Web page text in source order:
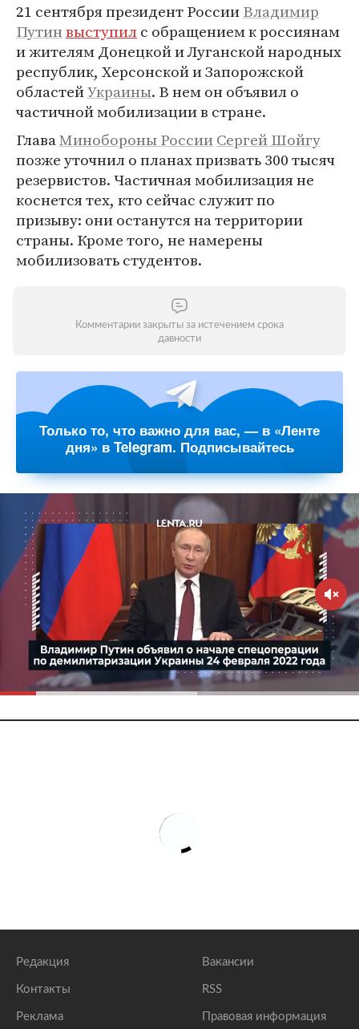
21 сентября президент РоссииВладимир
Путинвыступилс обращением к россиянам
и жителям Донецкой и Луганской народных
республик, Херсонской и Запорожской
областейУкраины. В нем он объявил о
частичной мобилизации в стране.
ГлаваМинобороны РоссииСергей Шойгу
позже уточнил о планах призвать 300 тысяч
резервистов. Частичная мобилизация не
коснется тех, кто сейчас служит по
призыву: они останутся на территории
страны. Кроме того, не намерены
мобилизовать студентов.
Комментарии закрыты за истечением срока
давности
Только то, что важно для вас, — в «Ленте
дня» в Telegram. Подписывайтесь
Редакция
Контакты
Реклама
Вакансии
RSS
Правовая информация